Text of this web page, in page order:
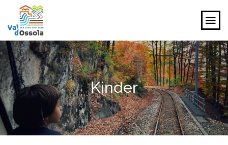
ENTDECKEN
ERLEBEN
PLANEN
VERANSTALTUNGEN UND IDEEN
Kinder